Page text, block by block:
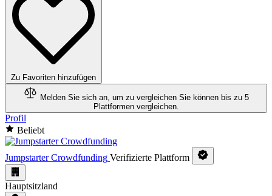
Zu Favoriten hinzufügen
Melden Sie sich an, um zu vergleichen Sie können bis zu 5
Plattformen vergleichen.
Profil
Beliebt
Jumpstarter Crowdfunding Verifizierte Plattform
Hauptsitzland